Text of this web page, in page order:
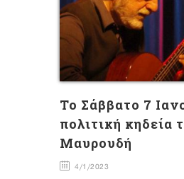
To Σάββατο 7
πολιτική κηδεία
Μαυρουδή
4/1/2023